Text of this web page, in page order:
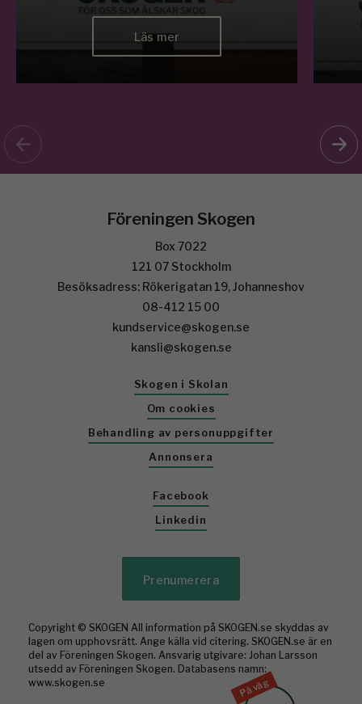
Läs mer
På väg
Föreningen Skogen
Box 7022
121 07 Stockholm
Besöksadress: Rökerigatan 19, Johanneshov
08-412 15 00
kundservice@skogen.se
kansli@skogen.se
Skogen i Skolan
Om cookies
Behandling av personuppgifter
Annonsera
Facebook
Linkedin
Prenumerera
Copyright © SKOGEN All information på SKOGEN.se skyddas av
lagen om upphovsrätt. Ange källa vid citering. SKOGEN.se är en
del av Föreningen Skogen. Ansvarig utgivare: Johan Larsson
utsedd av Föreningen Skogen. Databasens namn:
www.skogen.se